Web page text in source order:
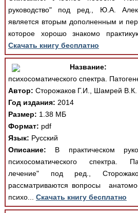
руководство" под ред., Ю.А.
является вторым дополненным и
которое хорошо знакомо
Скачать книгу бесплатно
Название:
психосоматического спектра.
Автор: Сторожаков Г.И., Шамрей В.К.
Год издания: 2014
Размер: 1.38 МБ
Формат: pdf
Язык: Русский
Описание: В практическом
психосоматического спектра.
лечение" под ред.,
рассматриваются вопросы
психо... Скачать книгу бесплатно